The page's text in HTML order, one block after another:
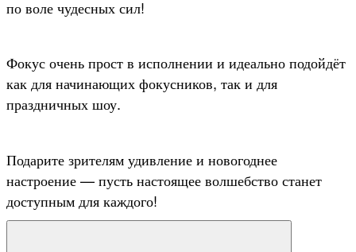
по воле чудесных сил!
Фокус очень прост в исполнении и идеально подойдёт
как для начинающих фокусников, так и для
праздничных шоу.
Подарите зрителям удивление и новогоднее
настроение — пусть настоящее волшебство станет
доступным для каждого!